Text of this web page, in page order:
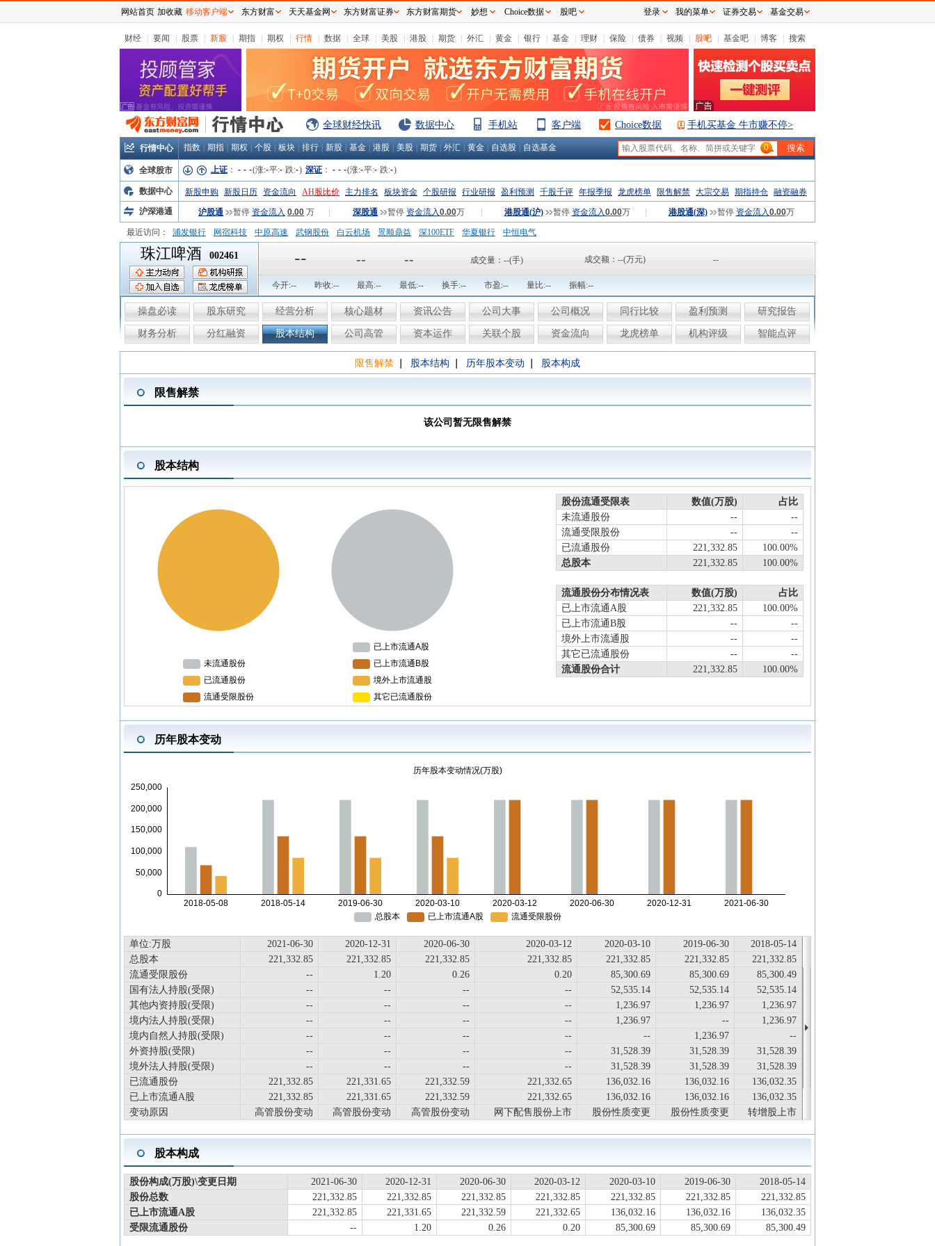
财经 要闻 股票 新股 期指 期权 行情 数据 全球 美股 港股 期货 外汇 黄金 银行 基金 理财 保险 债券 视频 股吧 基金吧 博客 搜索
全球财经快讯 数据中心 手机站 客户端 Choice数据 手机买基金 牛市赚不停>
行情中心 指数 期指 期权 个股 板块 排行 新股 基金 港股 美股 期货 外汇 黄金 自选股 自选基金 0
全球股市 上证 ： - - -(涨:-平:- 跌:-) 深证 ： - - -(涨:-平:- 跌:-)
数据中心 新股申购 新股日历 资金流向 AH股比价 主力排名 板块资金 个股研报 行业研报 盈利预测 千股千评 年报季报 龙虎榜单 限售解禁 大宗交易 期指持仓 融资融券
沪深港通
沪股通 暂停 资金流入 0.00 万 深股通 暂停 资金流入0.00万 港股通(沪) 暂停 资金流入0.00万 港股通(深) 暂停 资金流入0.00万
最近访问： 浦发银行 网宿科技 中原高速 武钢股份 白云机场 景顺鼎益 深100ETF 华夏银行
中恒电气
弘业股份
富临运业
珠江啤酒 002461 -- -- -- 成交量： --(手) 成交额： --(万元) --
今开:-- 昨收:-- 最高:-- 最低:-- 换手:-- 市盈:-- 量比:-- 振幅:--
操盘必读 股东研究 经营分析 核心题材 资讯公告 公司大事 公司概况 同行比较 盈利预测 研究报告
财务分析 分红融资 股本结构 公司高管 资本运作 关联个股 资金流向 龙虎榜单 机构评级 智能点评
限售解禁 股本结构 历年股本变动 股本构成
限售解禁
该公司暂无限售解禁
股本结构
股份流通受限表 数值(万股)
占比
未流通股份
--
--
流通受限股份
--
--
已流通股份
221,332.85
100.00%
总股本
221,332.85 100.00%
流通股份分布情况表 数值(万股)
占比
已上市流通A股
221,332.85
100.00%
已上市流通B股
--
--
境外上市流通股
--
--
其它已流通股份
--
--
流通股份合计
221,332.85 100.00%
历年股本变动
单位:万股 2021-06-30 2020-12-31 2020-06-30 2020-03-12 2020-03-10 2019-06-30
2018-05-14
总股本
221,332.85 221,332.85 221,332.85 221,332.85 221,332.85 221,332.85
221,332.85
流通受限股份
-- 1.20 0.26 0.20 85,300.69 85,300.69
85,300.49
国有法人持股(受限)
-- -- -- -- 52,535.14 52,535.14
52,535.14
其他内资持股(受限)
-- -- -- -- 1,236.97 1,236.97
1,236.97
境内法人持股(受限)
-- -- -- -- 1,236.97 --
1,236.97
境内自然人持股(受限)
-- -- -- -- -- 1,236.97
--
外资持股(受限)
-- -- -- -- 31,528.39 31,528.39
31,528.39
境外法人持股(受限)
-- -- -- -- 31,528.39 31,528.39
31,528.39
已流通股份
221,332.85 221,331.65 221,332.59 221,332.65 136,032.16 136,032.16
136,032.35
已上市流通A股
221,332.85 221,331.65 221,332.59 221,332.65 136,032.16 136,032.16
136,032.35
变动原因
高管股份变动 高管股份变动 高管股份变动 网下配售股份上市 股份性质变更 股份性质变更 转增股上市
股本构成
股份构成(万股)\变更日期 2021-06-30 2020-12-31 2020-06-30 2020-03-12 2020-03-10 2019-06-30
2018-05-14
股份总数
221,332.85 221,332.85 221,332.85 221,332.85 221,332.85 221,332.85
221,332.85
已上市流通A股
221,332.85 221,331.65 221,332.59 221,332.65 136,032.16 136,032.16
136,032.35
受限流通股份
-- 1.20 0.26 0.20 85,300.69 85,300.69 85,300.49
网站首页 加收藏 移动客户端 东方财富 天天基金网 东方财富证券 东方财富期货 妙想 Choice数据 股吧 登录 我的菜单 证券交易 基金交易